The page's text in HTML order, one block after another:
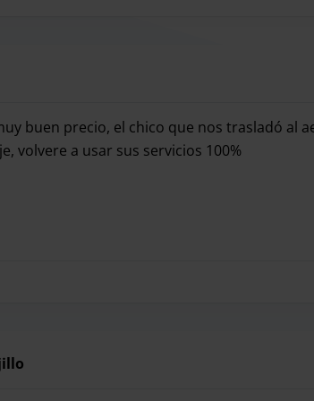
de traslado al aeropuerto con Oliveral
cercano de su personal. La próxima vez
sus ventajas tú mismo.
exteriores. Para que tu paso sea lo más
buen precio, el chico que nos trasladó al
volvere a usar sus servicios 100%